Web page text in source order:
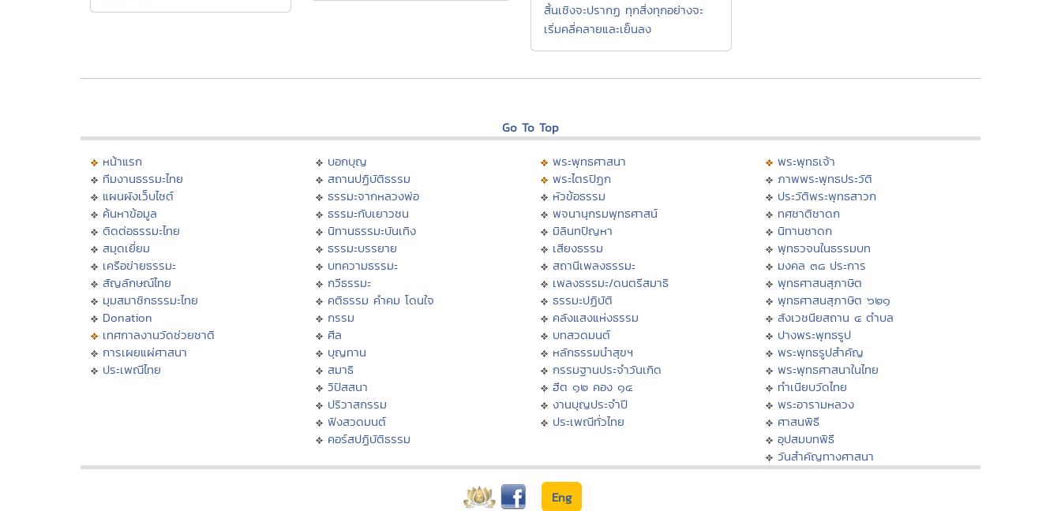
สิ้นเชิงจะปรากฏ ทุกสิ่งทุกอย่างจะ
เริ่มคลี่คลายและเย็นลง
Go To Top
หน้าแรก
ทีมงานธรรมะไทย
แผนผังเว็บไซต์
ค้นหาข้อมูล
ติดต่อธรรมะไทย
สมุดเยี่ยม
เครือข่ายธรรมะ
สัญลักษณ์ไทย
มุมสมาชิกธรรมะไทย
Donation
เทศกาลงานวัดช่วยชาติ
การเผยแผ่ศาสนา
ประเพณีไทย
บอกบุญ
สถานปฏิบัติธรรม
ธรรมะจากหลวงพ่อ
ธรรมะกับเยาวชน
นิทานธรรมะบันเทิง
ธรรมะบรรยาย
บทความธรรมะ
กวีธรรมะ
คติธรรม คำคม โดนใจ
กรรม
ศีล
บุญทาน
สมาธิ
วิปัสสนา
ปริวาสกรรม
ฟังสวดมนต์
คอร์สปฏิบัติธรรม
พระพุทธศาสนา
พระไตรปิฏก
หัวข้อธรรม
พจนานุกรมพุทธศาสน์
มิลินทปัญหา
เสียงธรรม
สถานีเพลงธรรมะ
เพลงธรรมะ/ดนตรีสมาธิ
ธรรมะปฏิบัติ
คลังแสงแห่งธรรม
บทสวดมนต์
หลักธรรมนำสุขฯ
กรรมฐานประจำวันเกิด
ฮีต ๑๒ คอง ๑๔
งานบุญประจำปี
ประเพณีทั่วไทย
พระพุทธเจ้า
ภาพพระพุทธประวัติ
ประวัติพระพุทธสาวก
ทศชาติชาดก
นิทานชาดก
พุทธวจนในธรรมบท
มงคล ๓๘ ประการ
พุทธศาสนสุภาษิต
พุทธศาสนสุภาษิต ๖๒๑
สังเวชนียสถาน ๔ ตำบล
ปางพระพุทธรูป
พระพุทธรูปสำคัญ
พระพุทธศาสนาในไทย
ทำเนียบวัดไทย
พระอารามหลวง
ศาสนพิธี
อุปสมบทพิธี
วันสำคัญทางศาสนา
Eng